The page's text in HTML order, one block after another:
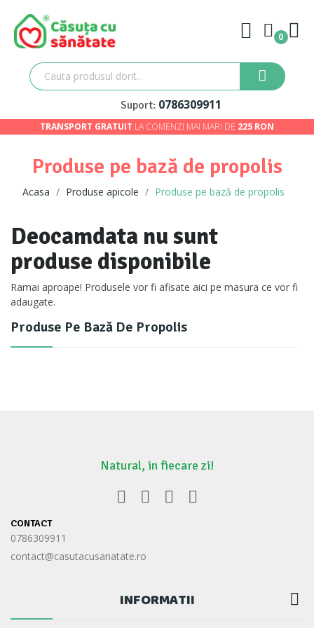
0
Suport: 0786309911
TRANSPORT GRATUIT LA COMENZI MAI MARI DE 225 RON
Produse pe bază de propolis
Acasa Produse apicole Produse pe bază de propolis
Produse Pe Bază De Propolis
Deocamdata nu sunt
produse disponibile
Ramai aproape! Produsele vor fi afisate aici pe masura ce vor fi
adaugate.
Natural, in fiecare zi!
CONTACT
0786309911
contact@casutacusanatate.ro
INFORMATII 